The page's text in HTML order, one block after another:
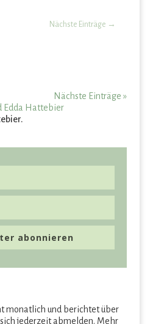
Nächste Einträge →
Nächste Einträge »
abonnieren
monatlich und berichtet über
jederzeit abmelden. Mehr